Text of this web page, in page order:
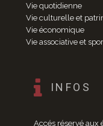
Toutes les
Vie quotidienne
Vie culturelle et
Vie économique
Vie associative et
INFOS
Accés réservé aux